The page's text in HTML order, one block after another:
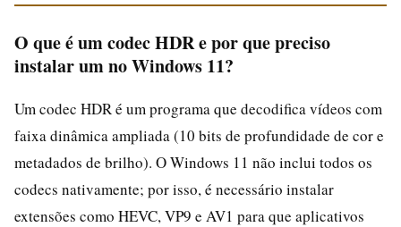
O que é um codec HDR e por que preciso
instalar um no Windows 11?
Um codec HDR é um programa que decodifica vídeos com
faixa dinâmica ampliada (10 bits de profundidade de cor e
metadados de brilho). O Windows 11 não inclui todos os
codecs nativamente; por isso, é necessário instalar
extensões como HEVC, VP9 e AV1 para que aplicativos